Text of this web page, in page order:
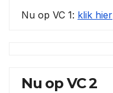
Nu op VC 1: klik hier
Nu op VC 2